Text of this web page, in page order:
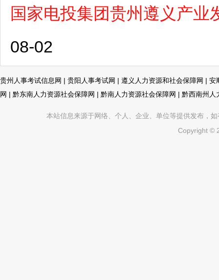
国家电投集团贵州遵义产
08-02
贵州人事考试信息网 | 贵阳人事考试网 | 遵义人力资源和社会保障网 | 安
网 | 黔东南人力资源社会保障网 | 黔南人力资源社会保障网 | 黔西南州人
本站信息来源于网络、个人、企业、单位等提供发布，
Copyright ©